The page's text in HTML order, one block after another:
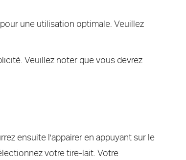
une utilisation optimale. Veuillez
Veuillez noter que vous devrez
ensuite l'appairer en appuyant sur le
votre tire-lait. Votre